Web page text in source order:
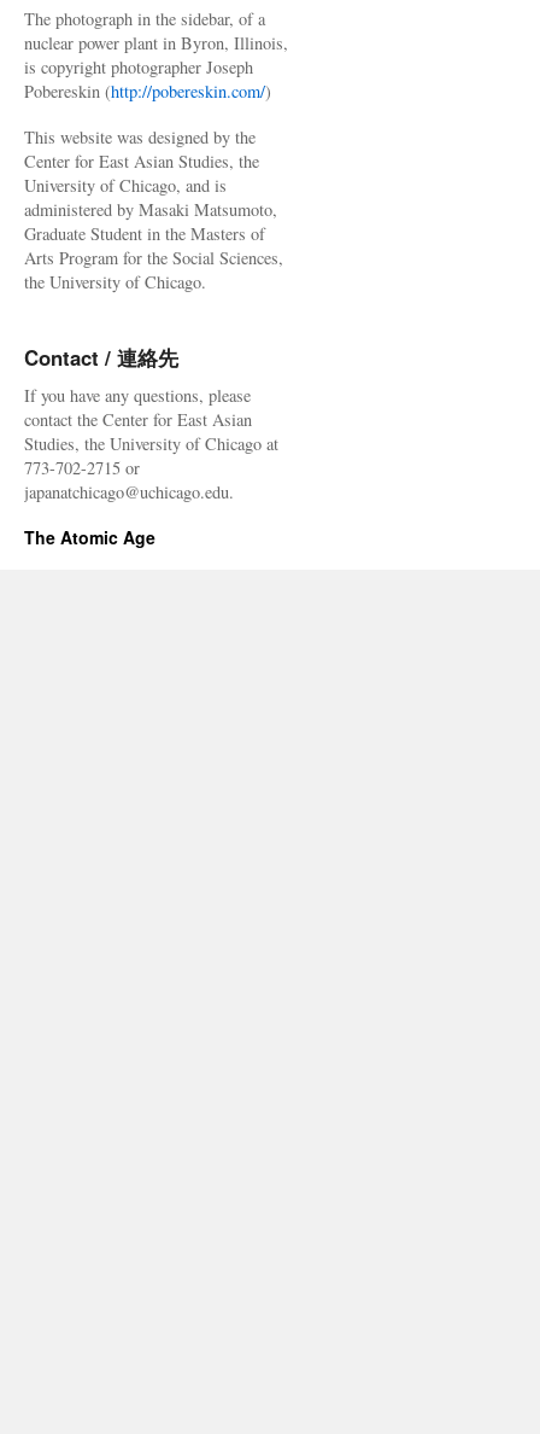
The photograph in the sidebar, of a
nuclear power plant in Byron, Illinois,
is copyright photographer Joseph
Pobereskin (http://pobereskin.com/)
This website was designed by the
Center for East Asian Studies, the
University of Chicago, and is
administered by Masaki Matsumoto,
Graduate Student in the Masters of
Arts Program for the Social Sciences,
the University of Chicago.
Contact / 連絡先
If you have any questions, please
contact the Center for East Asian
Studies, the University of Chicago at
773-702-2715 or
japanatchicago@uchicago.edu.
The Atomic Age